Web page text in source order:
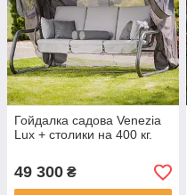
Гойдалка садова Venezia
Lux + столики на 400 кг.
49 300 ₴